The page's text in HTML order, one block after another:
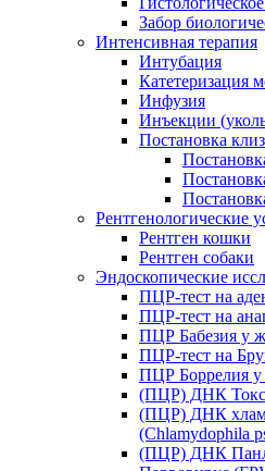
Забор
Интенсивная терапия
Интубация
Катетеризация
Инфузия
Инъекции
Постановка
Рентгенологические
Рентген кошки
Рентген собаки
Эндоскопические
ПЦР-тест на
ПЦР-тест на
ПЦР Бабезия у
ПЦР-тест на
ПЦР Боррелия
(ПЦР) ДНК
(ПЦР) ДНК
(Chlamydophila
(ПЦР) ДНК